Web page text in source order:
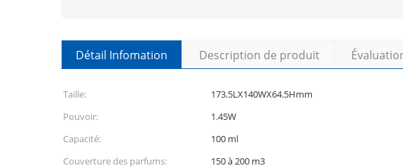
Détail Infomation Description de produit
Taille: 173.5LX140WX64.5Hmm
Pouvoir:
1.45W
Capacité:
100 ml
Couverture des parfums:
150 à 200 m3